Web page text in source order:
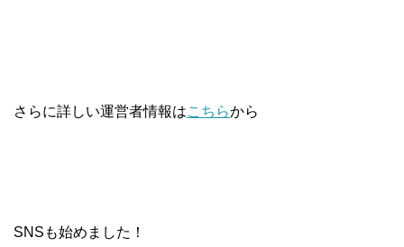
さらに詳しい運営者情報はこちらから
SNSも始めました！